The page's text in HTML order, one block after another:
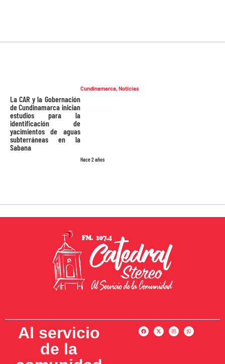
Cundinamarca,Noticias
Hace 2 años
La CAR y la Gobernación
de Cundinamarca inician
estudios para la
identificación de
yacimientos de aguas
subterráneas en la
Sabana
Al servicio
de la